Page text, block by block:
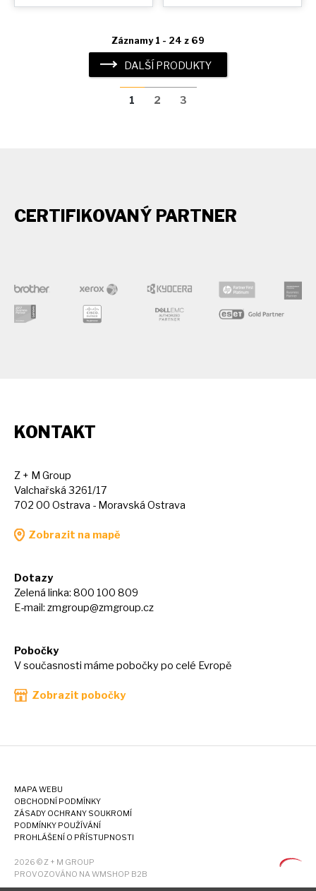
Záznamy 1 - 24 z 69
DALŠÍ PRODUKTY
1 2 3
CERTIFIKOVANÝ PARTNER
KONTAKT
Z + M Group
Valchařská 3261/17
702 00 Ostrava - Moravská Ostrava
Zobrazit na mapě
Dotazy
Zelená linka: 800 100 809
E-mail: zmgroup@zmgroup.cz
Pobočky
V současnosti máme pobočky po celé Evropě
Zobrazit pobočky
MAPA WEBU
OBCHODNÍ PODMÍNKY
ZÁSADY OCHRANY SOUKROMÍ
PODMÍNKY POUŽÍVÁNÍ
PROHLÁŠENÍ O PŘÍSTUPNOSTI
2026 © Z + M GROUP
PROVOZOVÁNO NA WMSHOP B2B